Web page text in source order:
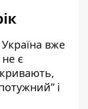
вже
є
і